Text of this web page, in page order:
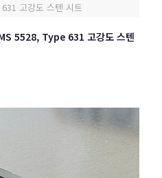
고강도 스텐 시트
5528, Type 631 고강도 스텐